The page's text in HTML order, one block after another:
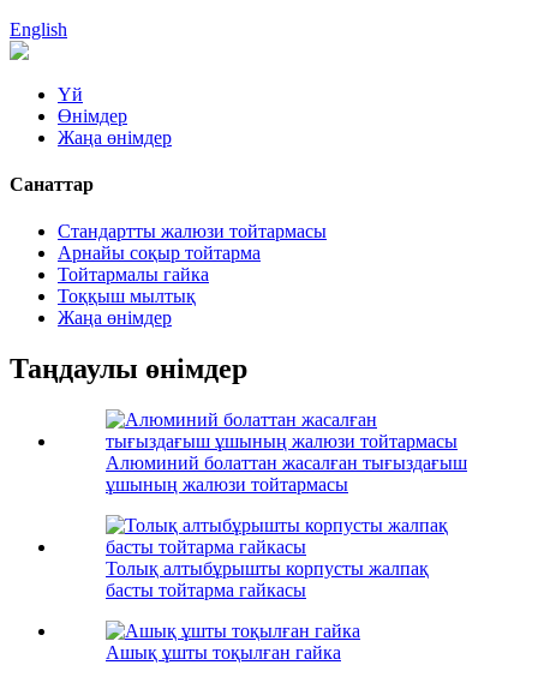
English
Үй
Өнімдер
Жаңа өнімдер
Санаттар
Стандартты жалюзи тойтармасы
Арнайы соқыр тойтарма
Тойтармалы гайка
Тоққыш мылтық
Жаңа өнімдер
Таңдаулы өнімдер
Алюминий болаттан жасалған тығыздағыш
ұшының жалюзи тойтармасы
Толық алтыбұрышты корпусты жалпақ
басты тойтарма гайкасы
Ашық ұшты тоқылған гайка